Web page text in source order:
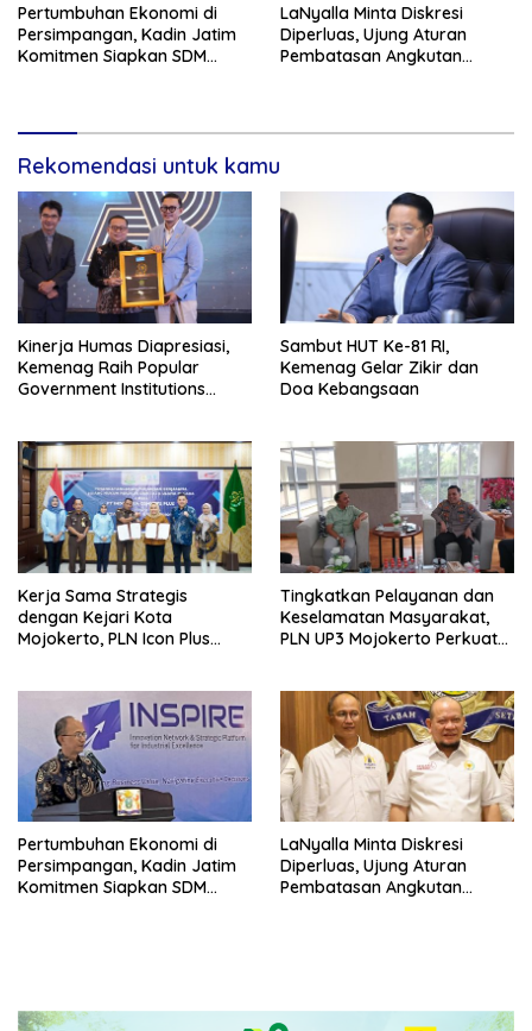
Pertumbuhan Ekonomi di
Persimpangan, Kadin Jatim
Komitmen Siapkan SDM
LaNyalla Minta Diskresi
Diperluas, Ujung Aturan
Pembatasan Angkutan
Rekomendasi untuk kamu
Kinerja Humas Diapresiasi,
Kemenag Raih Popular
Government Institutions
Sambut HUT Ke-81 RI,
Kemenag Gelar Zikir dan
Doa Kebangsaan
Kerja Sama Strategis
dengan Kejari Kota
Mojokerto, PLN Icon Plus
Tingkatkan Pelayanan dan
Keselamatan Masyarakat,
PLN UP3 Mojokerto Perkuat
Pertumbuhan Ekonomi di
Persimpangan, Kadin Jatim
Komitmen Siapkan SDM
LaNyalla Minta Diskresi
Diperluas, Ujung Aturan
Pembatasan Angkutan